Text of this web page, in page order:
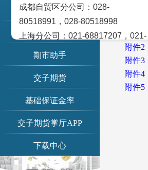
期市日历
信息公示
期市助手
交子期货
基础保证金率
交子期货掌厅APP
下载中心
自2026年
特此公
附件1：
附件2：
附件3：
附件4：
附件5：
成都自贸区分公司：028-
80518991，028-80518998
上海分公司：021-68817207，021-
68817209
北京营业部：010-65005128
广州营业部：020-28129909，020-
0532-83101962
天津营业部：022-58812601，022-
58812610
绵阳营业部：0816-2238660，0816-